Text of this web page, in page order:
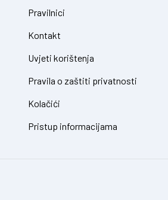
Pravilnici
Kontakt
Uvjeti korištenja
Pravila o zaštiti privatnosti
Kolačići
Pristup informacijama